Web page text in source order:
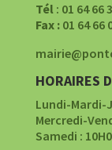
Tél: 01 64 66
Fax :01 64 66
HORAIRES
Lundi-Mardi-
Mercredi-
Samedi :